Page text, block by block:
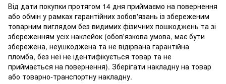
Від дати покупки протягом 14 дня приймаємо на повернення
або обмін у рамках гарантійних зобов'язань із збереженим
товарним виглядом без видимих ​​фізичних пошкоджень та зі
збереженням усіх наклейок (обов'язкова умова, має бути
збережена, неушкоджена та не відірвана гарантійна
пломба, без неї не ідентифікується товар та не
приймається на повернення). Зберігати накладну на товар
або товарно-транспортну накладну.